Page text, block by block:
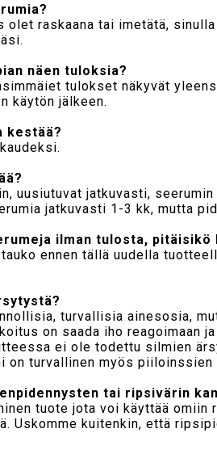
raskaana tai imetätä,
näen tuloksia?
tulokset näkyvät
käytön jälkeen.
kestää?
uusiutuvat jatkuvasti,
jatkuvasti 1-3 kk, mutta
ilman tulosta,
ennen tällä uudella
turvallisia ainesosia,
on saada iho reagoimaan
ei ole todettu silmien
on turvallinen myös piiloinssien
tai ripsivärin
tuote jota voi käyttää
Uskomme kuitenkin, että